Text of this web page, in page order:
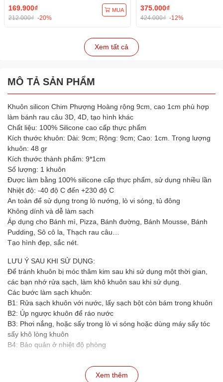
169.900₫
212.000₫ -20%
MUA 375.000₫
424.000₫ -12%
Xem tất cả
MÔ TẢ SẢN PHẨM
Khuôn silicon Chim Phượng Hoàng rộng 9cm, cao 1cm phù hợp
làm bánh rau câu 3D, 4D, tạo hình khác
Chất liệu: 100% Silicone cao cấp thực phẩm
Kích thước khuôn: Dài: 9cm; Rộng: 9cm; Cao: 1cm. Trọng lượng
khuôn: 48 gr
Kích thước thành phẩm: 9*1cm
Số lượng: 1 khuôn
Được làm bằng 100% silicone cấp thực phẩm, sử dụng nhiều lần
Nhiệt độ: -40 độ C đến +230 độ C
An toàn để sử dụng trong lò nướng, lò vi sóng, tủ đông
Không dính và dễ làm sạch
Áp dụng cho Bánh mì, Pizza, Bánh đường, Bánh Mousse, Bánh
Pudding, Sô cô la, Thạch rau câu…
Tạo hình đẹp, sắc nét.
LƯU Ý SAU KHI SỬ DỤNG:
Để tránh khuôn bị móc thâm kim sau khi sử dụng một thời gian,
các bạn nhớ rửa sạch, làm khô khuôn sau khi sử dụng.
Các bước làm sạch khuôn:
B1: Rửa sạch khuôn với nước, lấy sạch bột còn bám trong khuôn
B2: Úp ngược khuôn để ráo nước
B3: Phơi nắng, hoặc sấy trong lò vi sóng hoặc dùng máy sấy tóc
sấy khô lòng khuôn
B4: Bảo quản ở nhiệt độ phòng
Xem thêm